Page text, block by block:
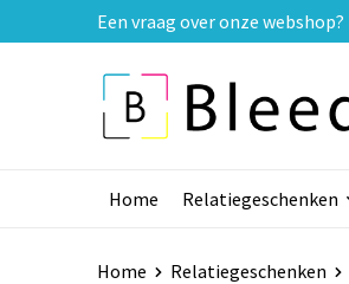
Een vraag over onze
Home Relatiegeschenken
Home Relatiegeschenken